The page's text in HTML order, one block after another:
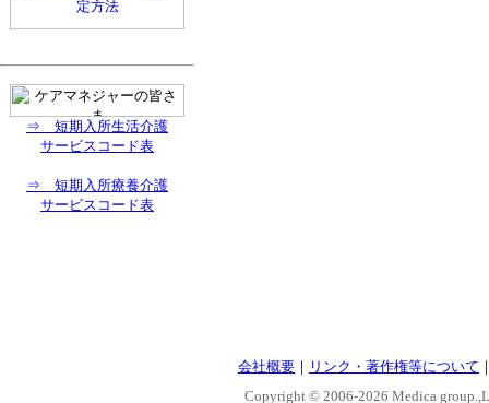
⇒ 短期入所生活介護
サービスコード表
⇒ 短期入所療養介護
サービスコード表
会社概要 ｜ リンク・著作権等について
Copyright © 2006-2026 Medica